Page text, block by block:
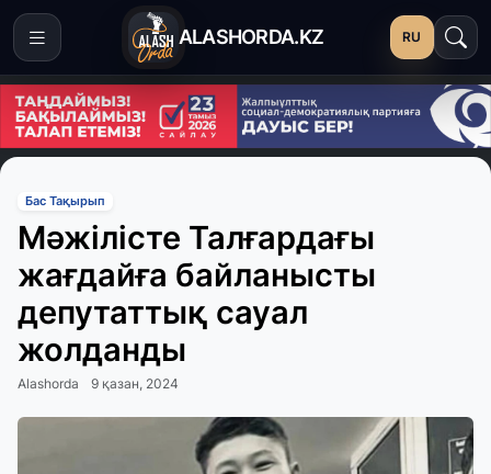
ALASHORDA.KZ RU
Бас Тақырып
Мәжілісте Талғардағы
жағдайға байланысты
депутаттық сауал
жолданды
Alashorda 9 қазан, 2024